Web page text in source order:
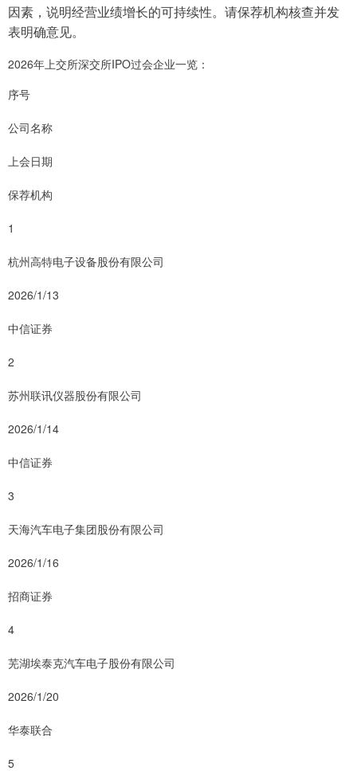
因素，说明经营业绩增长的可持续性。请保荐机构核查并发
表明确意见。
2026年上交所深交所IPO过会企业一览：
序号
公司名称
上会日期
保荐机构
1
杭州高特电子设备股份有限公司
2026/1/13
中信证券
2
苏州联讯仪器股份有限公司
2026/1/14
中信证券
3
天海汽车电子集团股份有限公司
2026/1/16
招商证券
4
芜湖埃泰克汽车电子股份有限公司
2026/1/20
华泰联合
5